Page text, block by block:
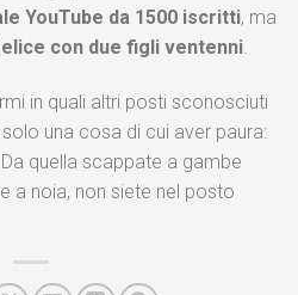
YouTube da 1500 iscritti, ma
con due figli ventenni
in quali altri posti sconosciuti
una cosa di cui aver paura:
quella scappate a gambe
a noia, non siete nel posto